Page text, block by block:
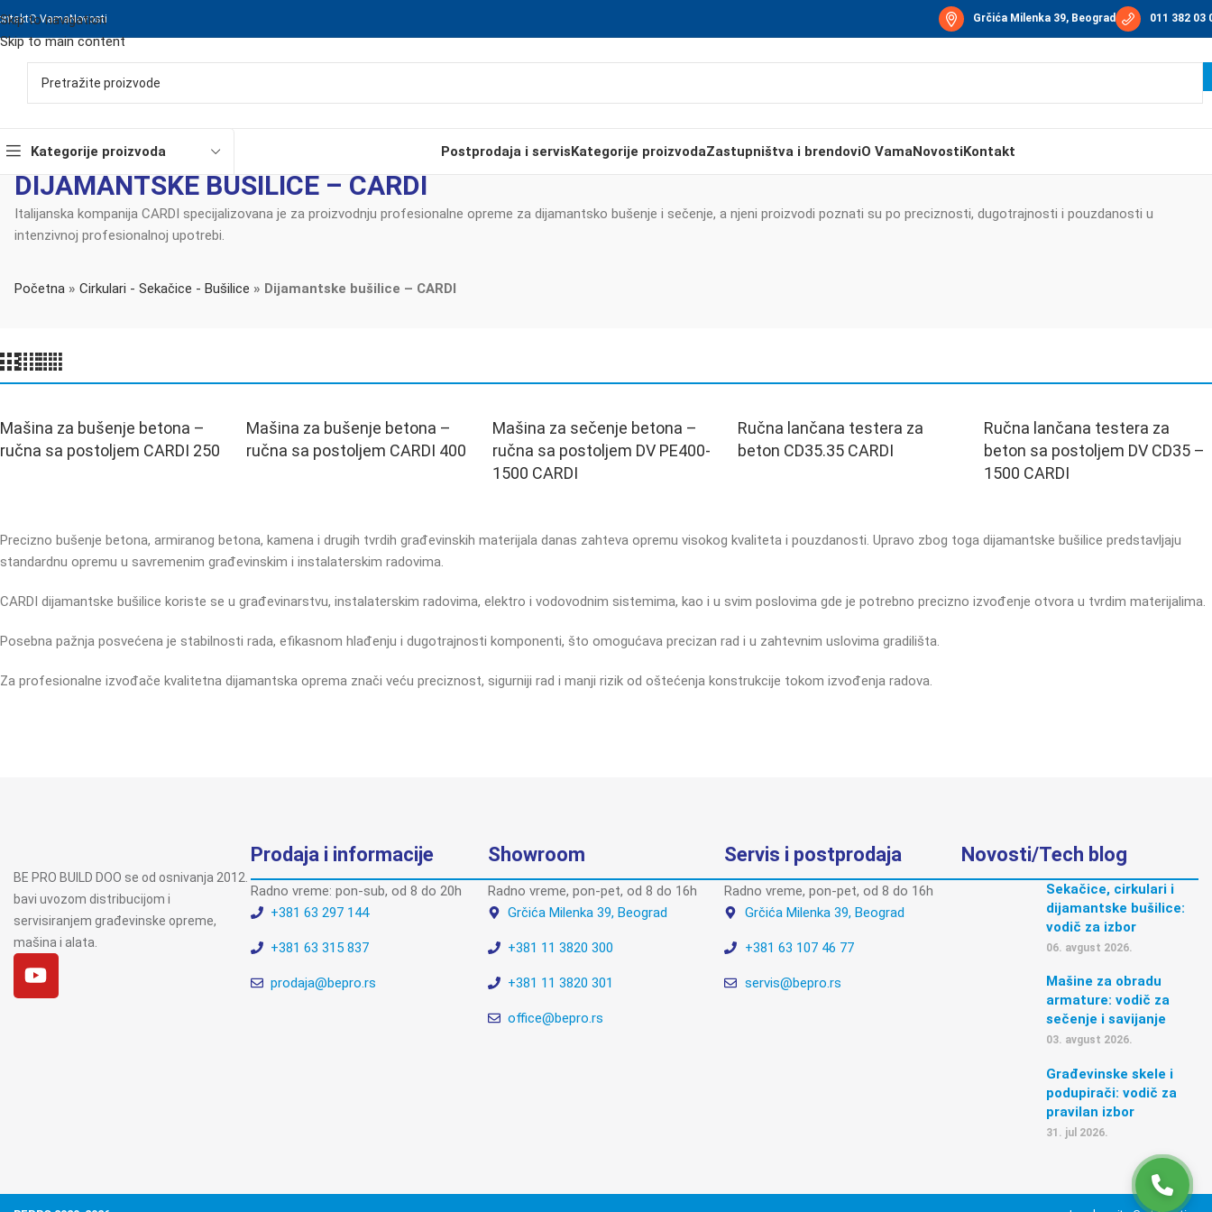
Skip to navigation
Skip to main content
O VamaNovosti Grčića Milenka 39, Beograd 011 382 03
Kategorije proizvoda Postprodaja i servisKategorije proizvodaZastupništva i brendoviO VamaNovostiKontakt
DIJAMANTSKE BUŠILICE – CARDI
Italijanska kompanija CARDI specijalizovana je za proizvodnju profesionalne opreme za dijamantsko bušenje i sečenje, a njeni proizvodi poznati su po preciznosti, dugotrajnosti i pouzdanosti u
intenzivnoj profesionalnoj upotrebi.
Početna » Cirkulari - Sekačice - Bušilice » Dijamantske bušilice – CARDI
Mašina za bušenje betona –
ručna sa postoljem CARDI 250
Mašina za bušenje betona –
ručna sa postoljem CARDI 400
Mašina za sečenje betona –
ručna sa postoljem DV PE400-
1500 CARDI
Ručna lančana testera za
beton CD35.35 CARDI
Ručna lančana testera za
beton sa postoljem DV CD35 –
1500 CARDI
Precizno bušenje betona, armiranog betona, kamena i drugih tvrdih građevinskih materijala danas zahteva opremu visokog kvaliteta i pouzdanosti. Upravo zbog toga dijamantske bušilice predstavljaju
standardnu opremu u savremenim građevinskim i instalaterskim radovima.
CARDI dijamantske bušilice koriste se u građevinarstvu, instalaterskim radovima, elektro i vodovodnim sistemima, kao i u svim poslovima gde je potrebno precizno izvođenje otvora u tvrdim materijalima.
Posebna pažnja posvećena je stabilnosti rada, efikasnom hlađenju i dugotrajnosti komponenti, što omogućava precizan rad i u zahtevnim uslovima gradilišta.
Za profesionalne izvođače kvalitetna dijamantska oprema znači veću preciznost, sigurniji rad i manji rizik od oštećenja konstrukcije tokom izvođenja radova.
BE PRO BUILD DOO se od osnivanja 2012.
bavi uvozom distribucijom i
servisiranjem građevinske opreme,
mašina i alata.
Prodaja i informacije
Radno vreme: pon-sub, od 8 do 20h
+381 63 297 144
+381 63 315 837
prodaja@bepro.rs
Showroom
Radno vreme, pon-pet, od 8 do 16h
Grčića Milenka 39, Beograd
+381 11 3820 300
+381 11 3820 301
office@bepro.rs
Servis i postprodaja
Radno vreme, pon-pet, od 8 do 16h
Grčića Milenka 39, Beograd
+381 63 107 46 77
servis@bepro.rs
Novosti/Tech blog
Sekačice, cirkulari i
dijamantske bušilice:
vodič za izbor
06. avgust 2026.
Mašine za obradu
armature: vodič za
sečenje i savijanje
03. avgust 2026.
Građevinske skele i
podupirači: vodič za
pravilan izbor
31. jul 2026.